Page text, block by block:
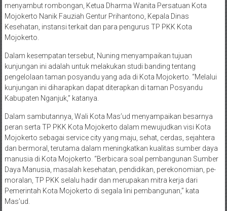
menyambut rombongan, Ketua Dharma Wanita Persatuan Kota
Mojokerto Nanik Fauziah Gentur Prihantono, Kepala Dinas
Kesehatan, instansi terkait dan para pengurus TP PKK Kota
Mojokerto.
Dalam kesempatan tersebut, Nuning menyampaikan tujuan
kunjungan ini adalah untuk melakukan studi banding tentang
pengelolaan taman posyandu yang ada di Kota Mojokerto. “Melalui
kunjungan ini diharapkan dapat diterapkan di taman Posyandu
Kabupaten Nganjuk,” katanya.
Dalam sambutannya, Wali Kota Mas’ud menyampaikan besarnya
peran serta TP PKK Kota Mojokerto dalam mewujudkan visi Kota
Mojokerto sebagai service city yang maju, sehat, cerdas, sejahtera
dan bermoral, terutama dalam meningkatkan kualitas sumber daya
manusia di Kota Mojokerto. “Berbicara soal pembangunan Sumber
Daya Manusia, masalah kesehatan, pendidikan, perekonomian, pe-
moralan, TP PKK selalu hadir dan merupakan mitra kerja dari
Pemerintah Kota Mojokerto di segala lini pembangunan,” kata
Mas’ud.